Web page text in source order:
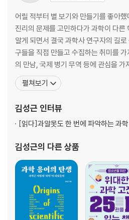
07 니콜라우스 코페르니쿠스 《천구의 회
우주의 중심은 지구일까, 태양일까?
08 윌리엄 길버트 《자석에 대하여》 1600
행성들은 어떻게 빈 우주 공간에 떠 있을
09 요하네스 케플러 《새로운 천문학》 1609
10 윌리엄 하비 《동물의 심장과 혈액의 운
11 아이작 뉴턴 《자연 철학의 수학적 원리
더 멀리 내다보려면 거인의 어깨에 올라서
12 토머스 쿤 《과학 혁명의 구조》 1962
과학은 정말 진보하는 지식인가?
어릴 적부터 별 보기와 만들기를 좋아
진리의 문제를 고민하다가 과학이 다른
알게 되면서 결국 과학사 연구자의 길
구들을 직접 만들고 수집하는 취미를
의 만남, 국제 병기 무역 등에 관심을 가
용어들이 어디에서 왔는지 연구하는 데
서 화학공학을 전공한 후 일본 도쿄대학
진흥회에서 연구원을 지냈고, 도쿄 오오
펼쳐보기
김성근 인터뷰
[읽다]과알못도 한 번에 파악하는 과
김성근의 다른 상품